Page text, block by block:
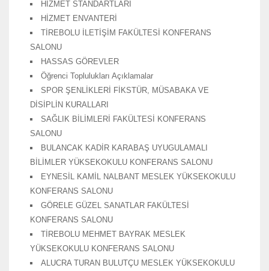
HİZMET STANDARTLARI
HİZMET ENVANTERİ
TİREBOLU İLETİŞİM FAKÜLTESİ KONFERANS
SALONU
HASSAS GÖREVLER
Öğrenci Toplulukları Açıklamalar
SPOR ŞENLİKLERİ FİKSTÜR, MÜSABAKA VE
DİSİPLİN KURALLARI
SAĞLIK BİLİMLERİ FAKÜLTESİ KONFERANS
SALONU
BULANCAK KADİR KARABAŞ UYUGULAMALI
BİLİMLER YÜKSEKOKULU KONFERANS SALONU
EYNESİL KAMİL NALBANT MESLEK YÜKSEKOKULU
KONFERANS SALONU
GÖRELE GÜZEL SANATLAR FAKÜLTESİ
KONFERANS SALONU
TİREBOLU MEHMET BAYRAK MESLEK
YÜKSEKOKULU KONFERANS SALONU
ALUCRA TURAN BULUTÇU MESLEK YÜKSEKOKULU